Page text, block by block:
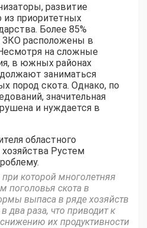
развитие
приоритетных
Более 85%
расположены в
на сложные
в южных районах
заниматься
пород скота. Однако, по
значительная
и нуждается в
областного
хозяйства Рустем
которой многолетняя
поголовья скота в
выпаса в ряде хозяйств
раза, что приводит к
их продуктивности